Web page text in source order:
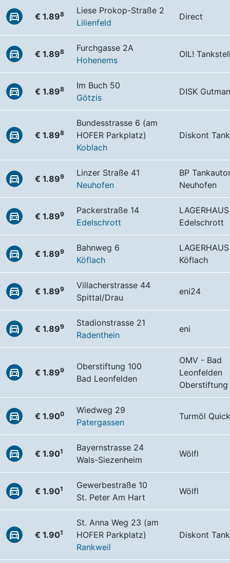
€ 1.898
Liese Prokop-Straße 2
Lilienfeld
Direct
€ 1.898
Furchgasse 2A
Hohenems
OIL!
€ 1.898
Im Buch 50
Götzis
DISK
€ 1.898
Bundesstrasse 6 (am
HOFER Parkplatz)
Koblach
Diskont
€ 1.899
Linzer Straße 41
Neuhofen
BP
Neuhofen
€ 1.899
Packerstraße 14
Edelschrott
Edelschrott
€ 1.899
Bahnweg 6
Köflach
Köflach
€ 1.899
Villacherstrasse 44
Spittal/Drau
eni24
€ 1.899
Stadionstrasse 21
Radenthein
eni
€ 1.899
Oberstiftung 100
Bad Leonfelden
OMV - Bad
Leonfelden
Oberstiftung
€ 1.900
Wiedweg 29
Patergassen
Turmöl Quick
€ 1.901
Bayernstrasse 24
Wals-Siezenheim
Wölfl
€ 1.901
Gewerbestraße 10
St. Peter Am Hart
Wölfl
€ 1.901
St. Anna Weg 23 (am
HOFER Parkplatz)
Rankweil
Diskont